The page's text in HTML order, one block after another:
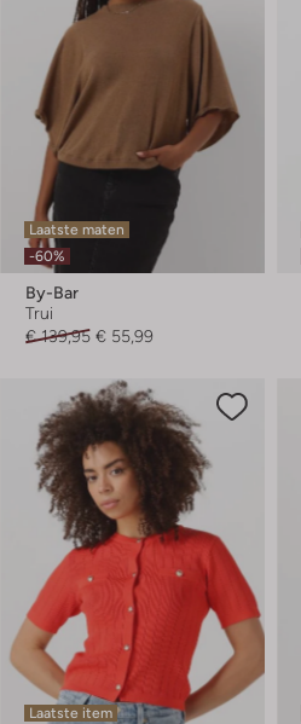
Laatste maten
-60%
By-Bar
Trui
€ 139,95 € 55,99
Laatste item